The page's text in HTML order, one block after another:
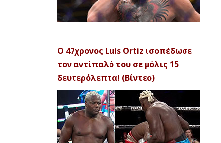
Ο 47χρονος Luis Ortiz ισοπέδωσε
τον αντίπαλό του σε μόλις 15
δευτερόλεπτα! (Βίντεο)